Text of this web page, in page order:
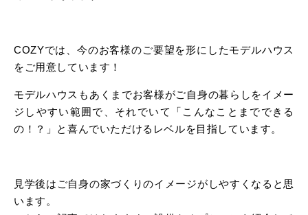
COZYでは、今のお客様のご要望を形にしたモデルハウス
をご用意しています！
モデルハウスもあくまでお客様がご自身の暮らしをイメー
ジしやすい範囲で、それでいて「こんなことまでできる
の！？」と喜んでいただけるレベルを目指しています。
見学後はご自身の家づくりのイメージがしやすくなると思
います。